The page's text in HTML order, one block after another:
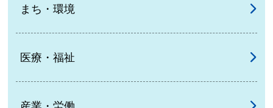
まち・環境
医療・福祉